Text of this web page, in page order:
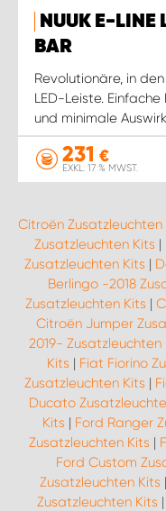
NUUK E-LINE
BAR
Revolutionäre, in
LED-Leiste.
und minimale
231 €
EXKL. 17 % MWST.
Citroën Zusatzleuchten
Zusatzleuchten Kits |
Zusatzleuchten Kits |
Berlingo -2018
Zusatzleuchten Kits |
Citroën Jumper
2019- Zusatzleuchten
Kits | Fiat Fiorino
Zusatzleuchten Kits |
Ducato
Kits | Ford Ranger
Zusatzleuchten Kits |
Ford Custom
Zusatzleuchten Kits |
Zusatzleuchten Kits |